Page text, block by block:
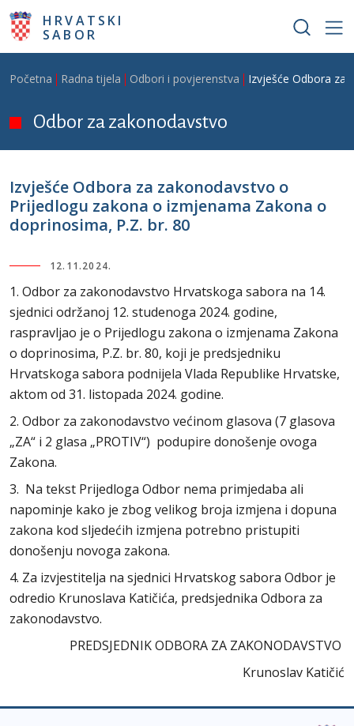
Skoči na glavni sadržaj
HRVATSKI
SABOR
Breadcrumb
Početna Radna tijela Odbori i povjerenstva Izvješće Odbora za
Odbor za zakonodavstvo
Izvješće Odbora za zakonodavstvo o
Prijedlogu zakona o izmjenama Zakona o
doprinosima, P.Z. br. 80
12.11.2024.
1. Odbor za zakonodavstvo Hrvatskoga sabora na 14.
sjednici održanoj 12. studenoga 2024. godine,
raspravljao je o Prijedlogu zakona o izmjenama Zakona
o doprinosima, P.Z. br. 80, koji je predsjedniku
Hrvatskoga sabora podnijela Vlada Republike Hrvatske,
aktom od 31. listopada 2024. godine.
2. Odbor za zakonodavstvo većinom glasova (7 glasova
„ZA“ i 2 glasa „PROTIV“) podupire donošenje ovoga
Zakona.
3. Na tekst Prijedloga Odbor nema primjedaba ali
napominje kako je zbog velikog broja izmjena i dopuna
zakona kod sljedećih izmjena potrebno pristupiti
donošenju novoga zakona.
4. Za izvjestitelja na sjednici Hrvatskog sabora Odbor je
odredio Krunoslava Katičića, predsjednika Odbora za
zakonodavstvo.
PREDSJEDNIK ODBORA ZA ZAKONODAVSTVO
Krunoslav Katičić